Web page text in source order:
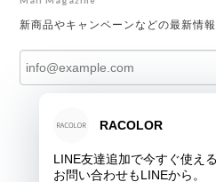
新商品やキャンペーンなどの最新情